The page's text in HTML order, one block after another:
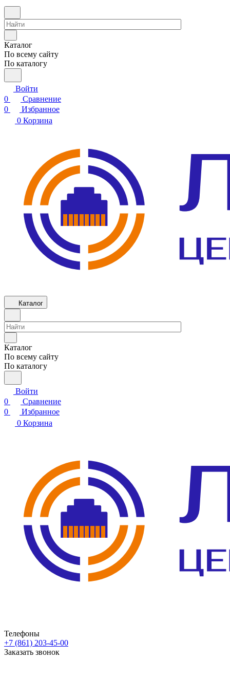
Каталог
По всему сайту
По каталогу
Войти
0
Сравнение
0
Избранное
0 Корзина
Каталог
Каталог
По всему сайту
По каталогу
Войти
0
Сравнение
0
Избранное
0 Корзина
Телефоны
+7 (861) 203-45-00
Заказать звонок